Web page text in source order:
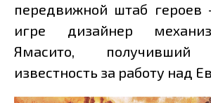
передвижной штаб героев
игре дизайнер
Ямасито, получивший
известность за работу над